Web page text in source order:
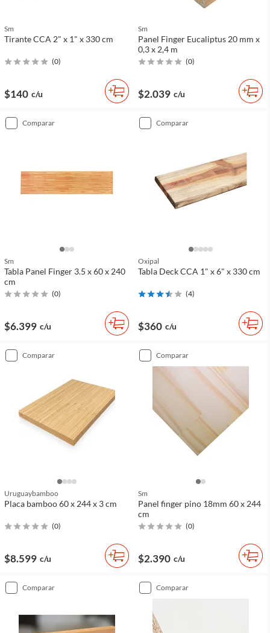
Sm
Tirante CCA 2" x 1" x 330 cm
(0)
$140 c/u
Sm
Panel Finger Eucaliptus 20 mm x
0,3 x 2,4 m
(0)
$2.039 c/u
comparar
Sm
Tabla Panel Finger 3.5 x 60 x 240
cm
(0)
$6.399 c/u
comparar
Oxipal
Tabla Deck CCA 1" x 6" x 330 cm
(4)
$360 c/u
comparar
Uruguaybamboo
Placa bamboo 60 x 244 x 3 cm
(0)
$8.599 c/u
comparar
Sm
Panel finger pino 18mm 60 x 244
cm
(0)
$2.390 c/u
comparar comparar